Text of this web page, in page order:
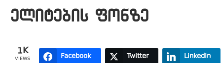
ელიტების ფონზე
1K
VIEWS Facebook Twitter LinkedIn